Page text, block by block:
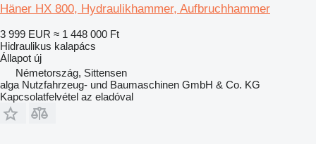
Häner HX 800, Hydraulikhammer, Aufbruchhammer
3 999 EUR ≈ 1 448 000 Ft
Hidraulikus kalapács
Állapot új
Németország, Sittensen
alga Nutzfahrzeug- und Baumaschinen GmbH & Co. KG
Kapcsolatfelvétel az eladóval